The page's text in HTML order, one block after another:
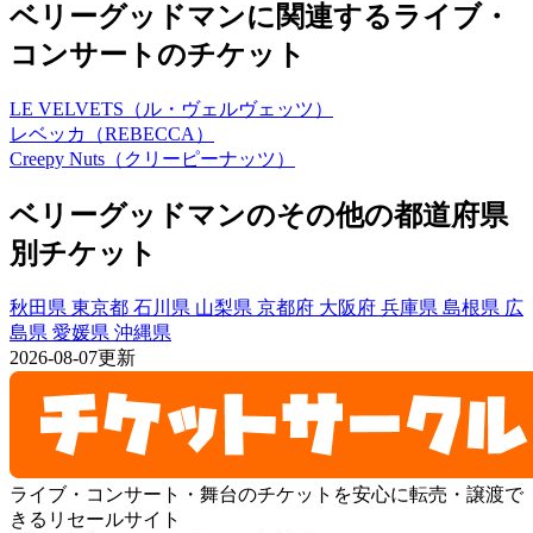
ベリーグッドマンに関連するライブ・
コンサートのチケット
LE VELVETS（ル・ヴェルヴェッツ）
レベッカ（REBECCA）
Creepy Nuts（クリーピーナッツ）
ベリーグッドマンのその他の都道府県
別チケット
秋田県 東京都 石川県 山梨県 京都府 大阪府 兵庫県 島根県 広
島県 愛媛県 沖縄県
2026-08-07更新
ライブ・コンサート・舞台のチケットを安心に転売・譲渡で
きるリセールサイト